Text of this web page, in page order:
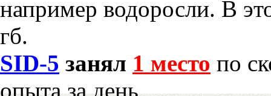
например водоросли. В
гб.
SID-5 занял 1 место по
опыта за день